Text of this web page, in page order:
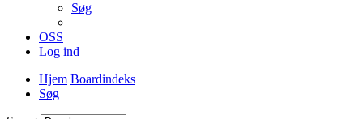
Søg
OSS
Log ind
Hjem Boardindeks
Søg